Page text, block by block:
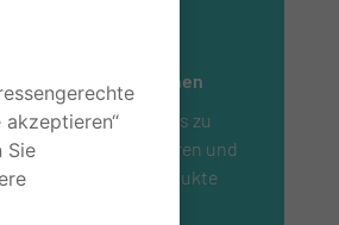
Produktinformationen
Hier finden Sie Details zu
Seiten, Papieren und
mehr, die unsere Produkte